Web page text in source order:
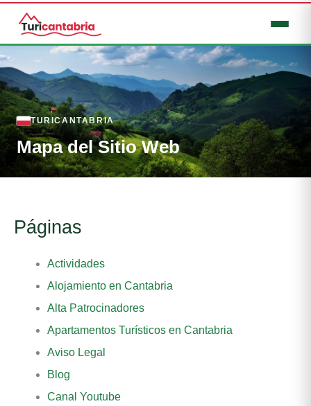
Ir
al
contenido
TURICANTABRIA
Mapa del Sitio Web
Mapa del Sitio Web
Páginas
Actividades
Alojamiento en Cantabria
Alta Patrocinadores
Apartamentos Turísticos en Cantabria
Aviso Legal
Blog
Canal Youtube